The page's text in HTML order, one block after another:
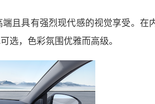
且具有强烈现代感的视觉享受。在
选，色彩氛围优雅而高级。